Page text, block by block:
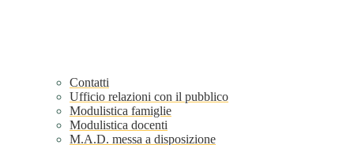
Contatti
Ufficio relazioni con il pubblico
Modulistica famiglie
Modulistica docenti
M.A.D. messa a disposizione